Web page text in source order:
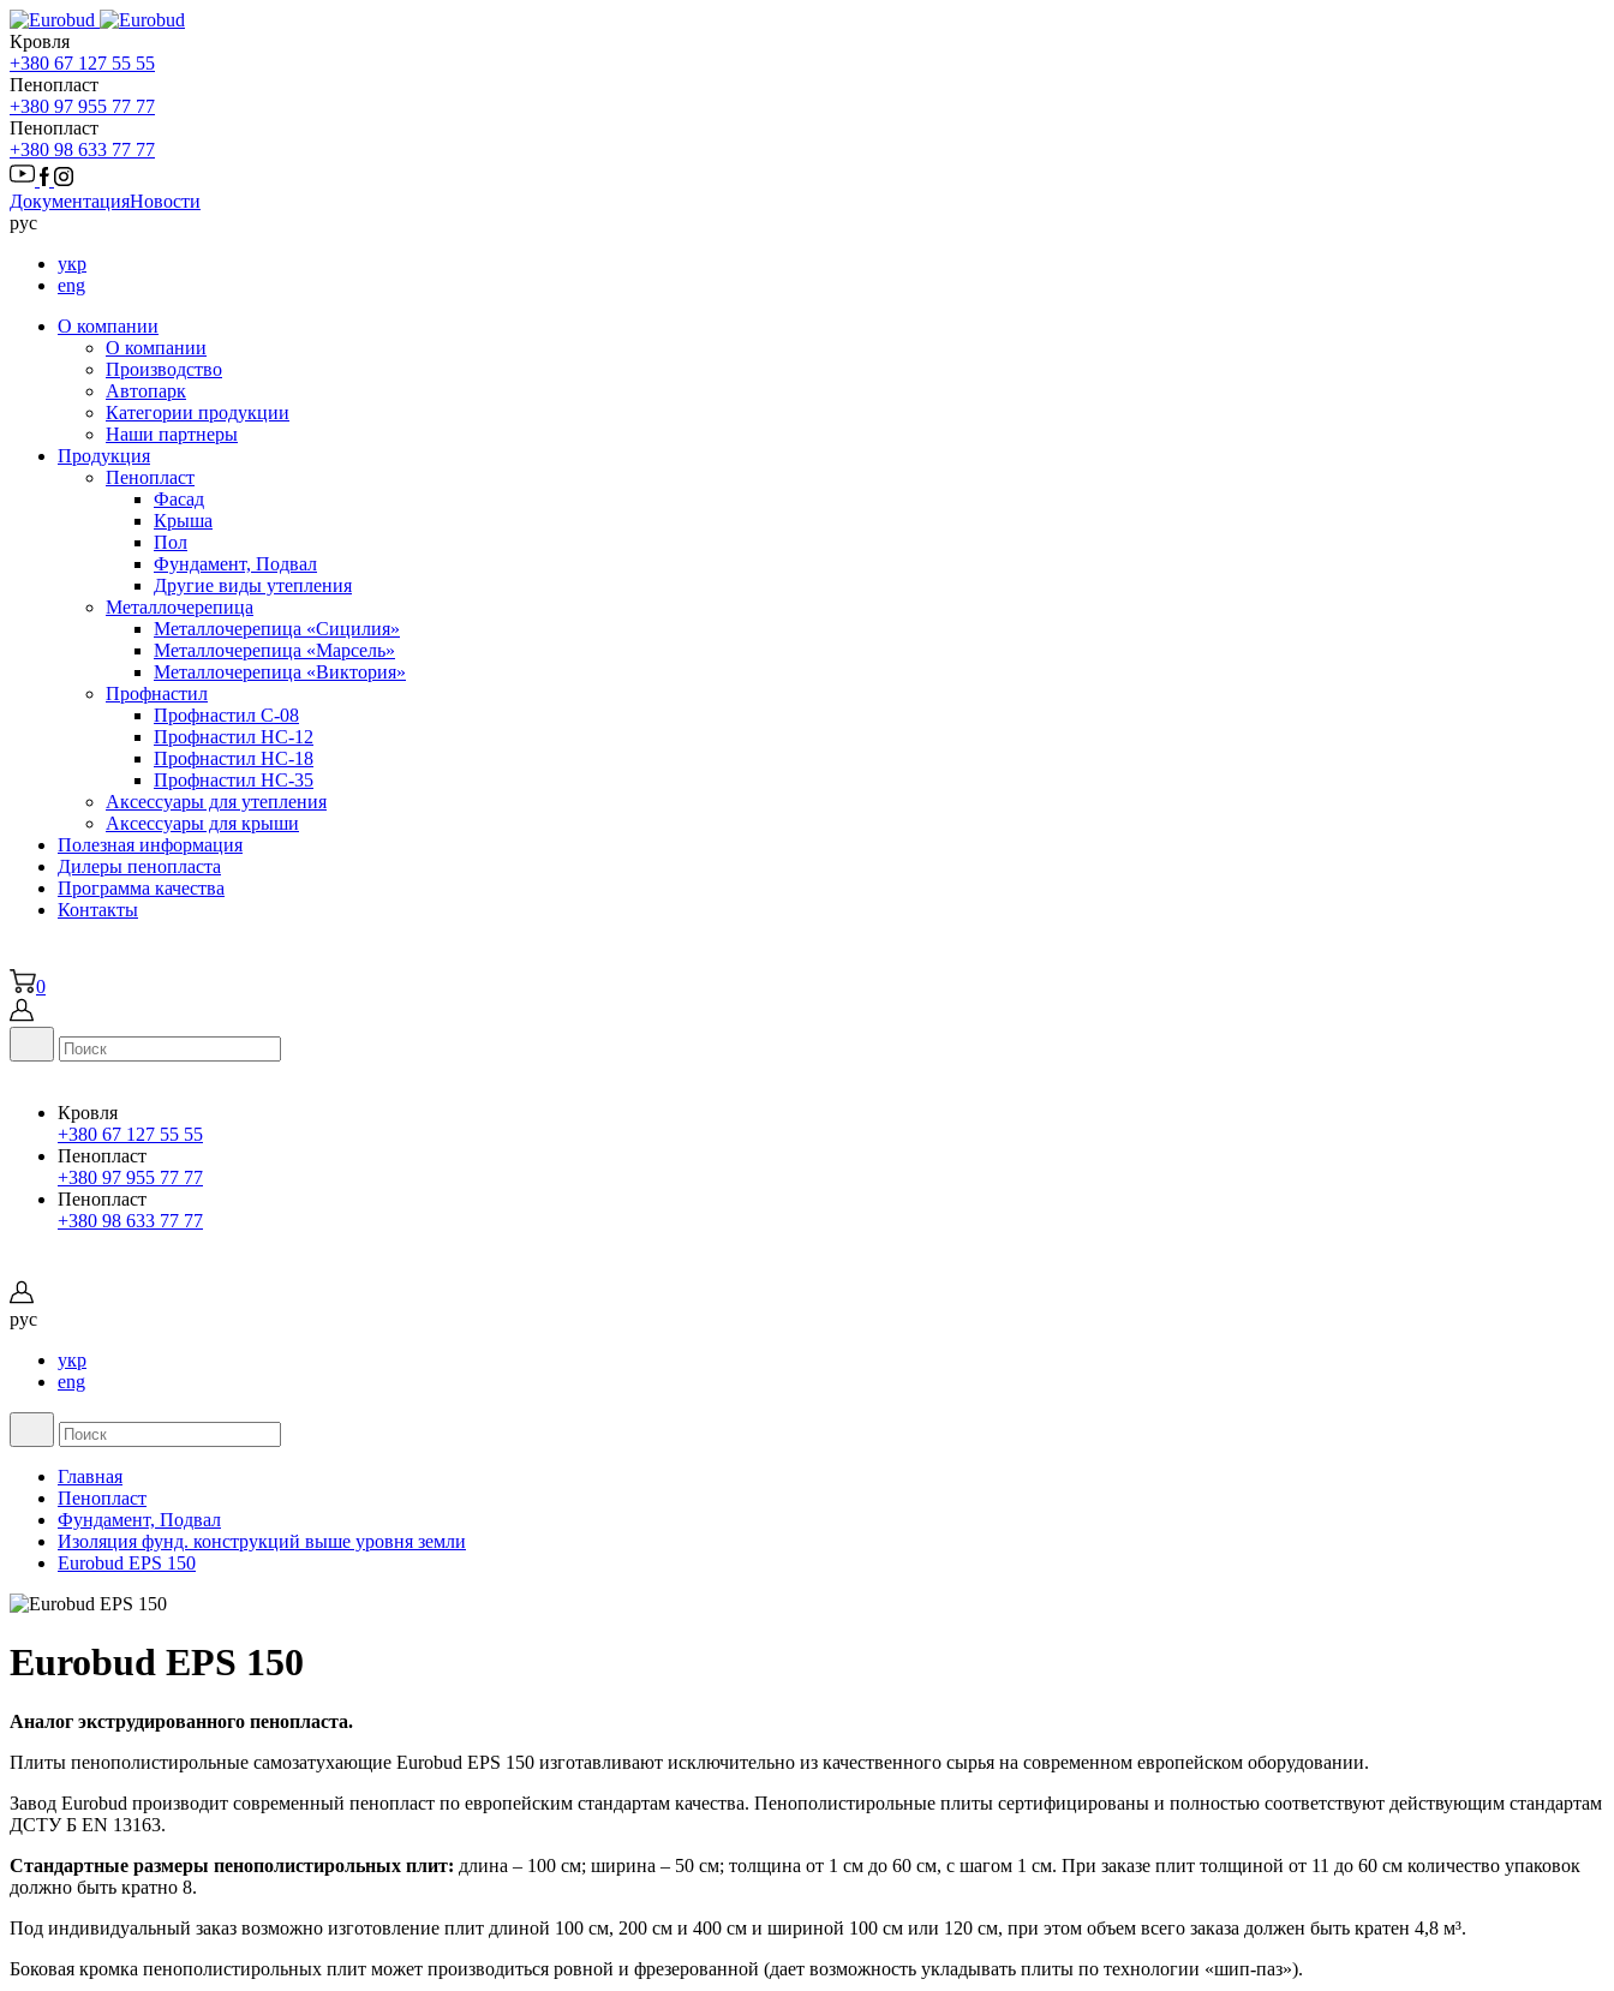
Кровля
+380 67 127 55 55
Пенопласт
+380 97 955 77 77
Пенопласт
+380 98 633 77 77
ДокументацияНовости
рус
укр
eng
О компании
О компании
Производство
Автопарк
Категории продукции
Наши партнеры
Продукция
Пенопласт
Фасад
Крыша
Пол
Фундамент, Подвал
Другие виды утепления
Металлочерепица
Металлочерепица «Сицилия»
Металлочерепица «Марсель»
Металлочерепица «Виктория»
Профнастил
Профнастил С-08
Профнастил НС-12
Профнастил НС-18
Профнастил НС-35
Аксессуары для утепления
Аксессуары для крыши
Полезная информация
Дилеры пенопласта
Программа качества
Контакты
0
Кровля
+380 67 127 55 55
Пенопласт
+380 97 955 77 77
Пенопласт
+380 98 633 77 77
рус
укр
eng
Главная
Пенопласт
Фундамент, Подвал
Изоляция фунд. конструкций выше уровня земли
Eurobud EPS 150
Eurobud EPS 150
Аналог экструдированного пенопласта.
Плиты пенополистирольные самозатухающие Eurobud EPS 150 изготавливают исключительно из качественного сырья на современном европейском оборудовании.
Завод Eurobud производит современный пенопласт по европейским стандартам качества. Пенополистирольные плиты сертифицированы и полностью соответствуют действующим стандартам
ДСТУ Б EN 13163.
Стандартные размеры пенополистирольных плит: длина – 100 см; ширина – 50 см; толщина от 1 см до 60 см, с шагом 1 см. При заказе плит толщиной от 11 до 60 см количество упаковок
должно быть кратно 8.
Под индивидуальный заказ возможно изготовление плит длиной 100 см, 200 см и 400 см и шириной 100 см или 120 см, при этом объем всего заказа должен быть кратен 4,8 м³.
Боковая кромка пенополистирольных плит может производиться ровной и фрезерованной (дает возможность укладывать плиты по технологии «шип-паз»).